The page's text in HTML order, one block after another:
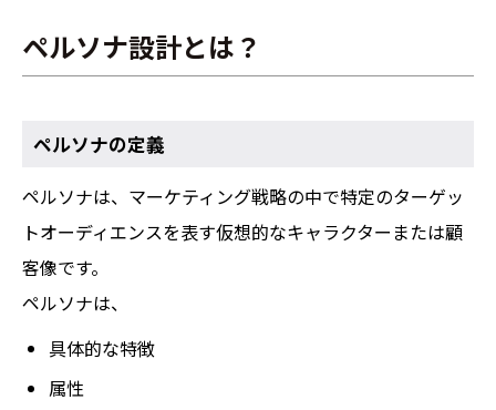
ペルソナ設計とは？
ペルソナの定義
ペルソナは、マーケティング戦略の中で特定のターゲッ
トオーディエンスを表す仮想的なキャラクターまたは顧
客像です。
ペルソナは、
具体的な特徴
属性